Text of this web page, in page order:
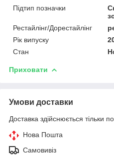
Підтип позначки
Рестайлінг/Дорестайлінг
Рік випуску
Стан
Приховати
Умови доставки
Доставка здійснюється тільки
Нова Пошта
Самовивіз